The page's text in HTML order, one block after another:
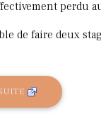
perdu
de faire deux